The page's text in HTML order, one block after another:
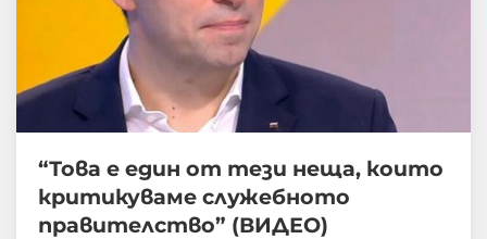
“Това е един от тези неща, които
критикуваме служебното
правителство” (ВИДЕО)